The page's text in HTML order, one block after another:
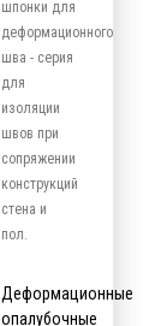
шпонки для
деформационного
шва - серия
для
изоляции
швов при
сопряжении
конструкций
стена и
пол.
Деформационные
опалубочные